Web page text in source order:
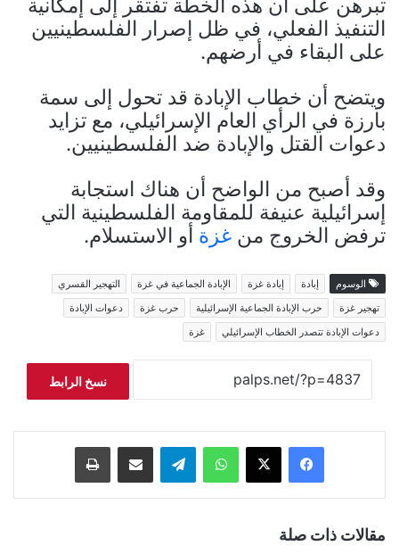
تبرهن على أن هذه الخطة تفتقر إلى إمكانية
التنفيذ الفعلي، في ظل إصرار الفلسطينيين
على البقاء في أرضهم.
ويتضح أن خطاب الإبادة قد تحول إلى سمة
بارزة في الرأي العام الإسرائيلي، مع تزايد
دعوات القتل والإبادة ضد الفلسطينيين.
وقد أصبح من الواضح أن هناك استجابة
إسرائيلية عنيفة للمقاومة الفلسطينية التي
ترفض الخروج من غزة أو الاستسلام.
الوسوم إبادة إبادة غزة الإبادة الجماعية في غزة
التهجير القسري
تهجير غزة
حرب الإبادة الجماعية الإسرائيلية حرب غزة
دعوات الإبادة
دعوات الإبادة تتصدر الخطاب الإسرائيلي
غزة
نسخ الرابط
فيسبوك ‫X واتساب تيلقرام مشاركة عبر البريد طباعة
مقالات ذات صلة